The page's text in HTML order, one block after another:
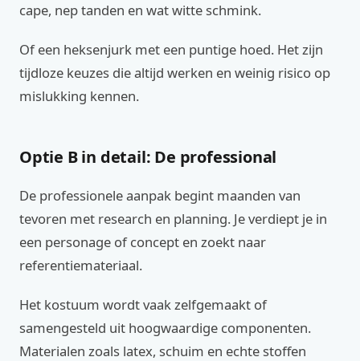
cape, nep tanden en wat witte schmink.
Of een heksenjurk met een puntige hoed. Het zijn
tijdloze keuzes die altijd werken en weinig risico op
mislukking kennen.
Optie B in detail: De professional
De professionele aanpak begint maanden van
tevoren met research en planning. Je verdiept je in
een personage of concept en zoekt naar
referentiemateriaal.
Het kostuum wordt vaak zelfgemaakt of
samengesteld uit hoogwaardige componenten.
Materialen zoals latex, schuim en echte stoffen